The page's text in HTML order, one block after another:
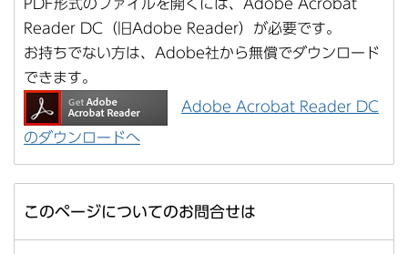
PDF形式のファイルを開くには、Adobe Acrobat
Reader DC（旧Adobe Reader）が必要です。
お持ちでない方は、Adobe社から無償でダウンロード
できます。
Adobe Acrobat Reader DC
のダウンロードへ
このページについてのお問合せは